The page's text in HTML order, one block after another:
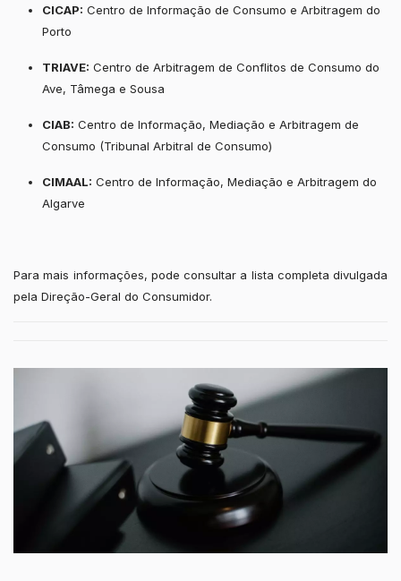
CICAP: Centro de Informação de Consumo e Arbitragem do
Porto
TRIAVE: Centro de Arbitragem de Conflitos de Consumo do
Ave, Tâmega e Sousa
CIAB: Centro de Informação, Mediação e Arbitragem de
Consumo (Tribunal Arbitral de Consumo)
CIMAAL: Centro de Informação, Mediação e Arbitragem do
Algarve
Para mais informações, pode consultar a lista completa divulgada
pela Direção-Geral do Consumidor.